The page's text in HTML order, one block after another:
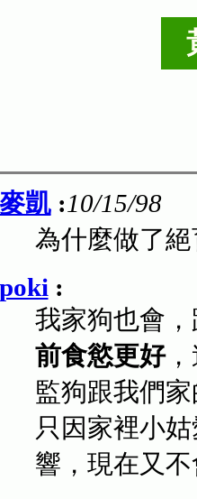
麥凱:10/15/98
為什麼做了
poki :
我家狗也會
前食慾更好，
監狗跟我們
只因家裡小
響，現在又